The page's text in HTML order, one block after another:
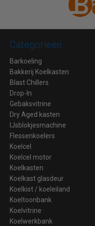
Categorieën
Barkoeling
Bakkerij Koelkasten
Blast Chillers
Drop-In
Gebaksvitrine
Dry Aged kasten
IJsblokjesmachine
Flessenkoelers
Koelcel
Koelcel motor
Koelkasten
Koelkast glasdeur
Koelkist / koeleiland
Koeltoonbank
Koelvitrine
Koelwerkbank